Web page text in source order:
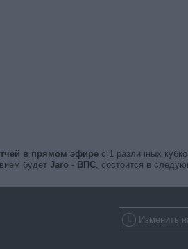
в прямом эфирес 1 различных
будет Jaro - ВПС, состоится в
Изменить